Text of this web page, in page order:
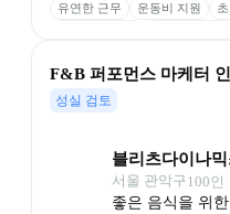
유연한 근무 운동비 지원
F&B 퍼포먼스 마케터
성실 검토
블리츠다이나
서울 관악구100인
좋은 음식을 위